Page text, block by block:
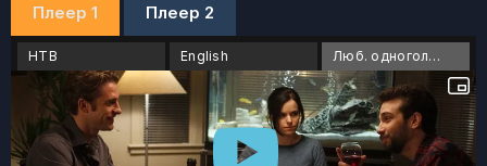
Плеер 1 Плеер 2
НТВ English Люб. одноголосый